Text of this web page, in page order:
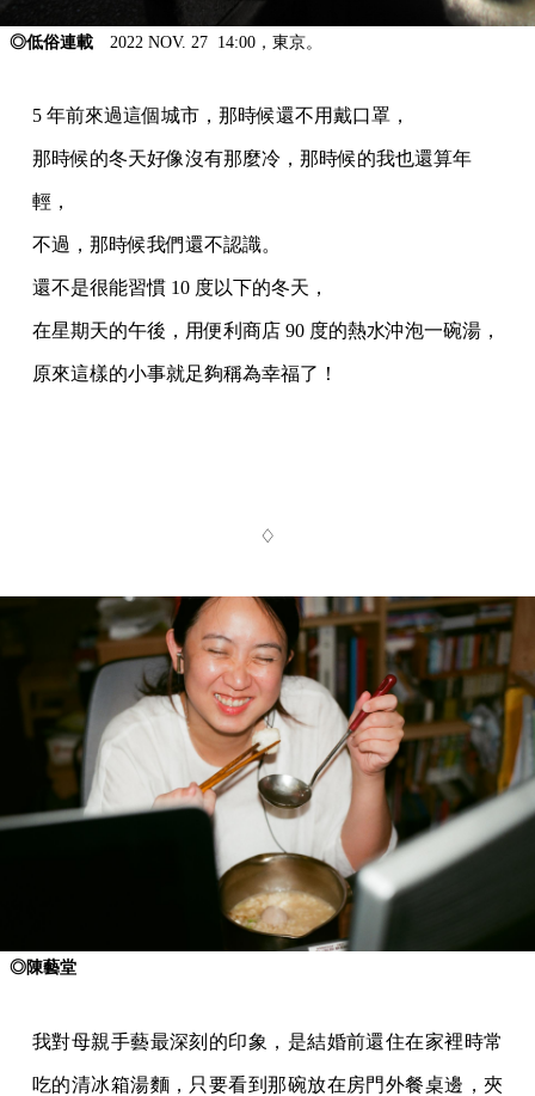
◎低俗連載 2022 NOV. 27 14:00，東京。
5 年前來過這個城市，那時候還不用戴口罩，
那時候的冬天好像沒有那麼冷，那時候的我也還算年
輕，
不過，那時候我們還不認識。
還不是很能習慣 10 度以下的冬天，
在星期天的午後，用便利商店 90 度的熱水沖泡一碗湯，
原來這樣的小事就足夠稱為幸福了！
♢
◎陳藝堂
我對母親手藝最深刻的印象，是結婚前還住在家裡時常
吃的清冰箱湯麵，只要看到那碗放在房門外餐桌邊，夾